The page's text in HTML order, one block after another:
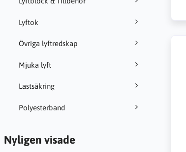
Lyftok
Övriga lyftredskap
Mjuka lyft
Lastsäkring
Polyesterband
Nyligen visade